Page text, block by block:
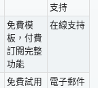
支持
免費模
板，付費
訂閱完整
功能
在線支持
免費試用
電子郵件